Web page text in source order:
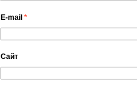
E-mail *
Сайт